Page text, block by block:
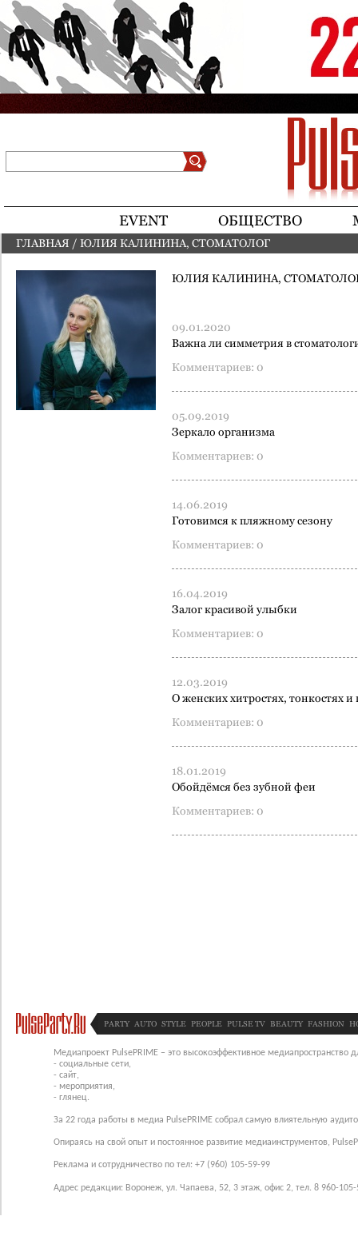
Jump to navigation
EVENT ОБЩЕСТВО
ВЫ ЗДЕСЬ
ГЛАВНАЯ / ЮЛИЯ КАЛИНИНА, СТОМАТОЛОГ
ЮЛИЯ КАЛИНИНА,
09.01.2020
Важна ли симметрия в
Комментариев: 0
05.09.2019
Зеркало организма
Комментариев: 0
14.06.2019
Готовимся к пляжному сезону
Комментариев: 0
16.04.2019
Залог красивой улыбки
Комментариев: 0
12.03.2019
О женских хитростях, тонкостях
Комментариев: 0
18.01.2019
Обойдёмся без зубной феи
Комментариев: 0
PARTY AUTO STYLE PEOPLE PULSE TV BEAUTY FASHION
Медиапроект PulsePRIME – это высокоэффективное медиапространство
- социальные сети,
- сайт,
- мероприятия,
- глянец.
За 22 года работы в медиа PulsePRIME собрал самую влиятельную
Опираясь на свой опыт и постоянное развитие медиаинструментов,
Реклама и сотрудничество по тел: +7 (960) 105-59-99
Адрес редакции: Воронеж, ул. Чапаева, 52, 3 этаж, офис 2, тел. 8 960-